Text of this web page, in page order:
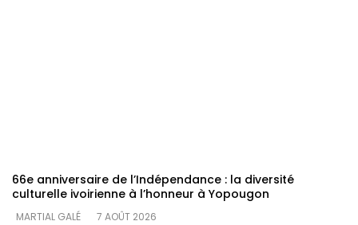
66e anniversaire de l’Indépendance : la diversité
culturelle ivoirienne à l’honneur à Yopougon
MARTIAL GALÉ
7 AOÛT 2026